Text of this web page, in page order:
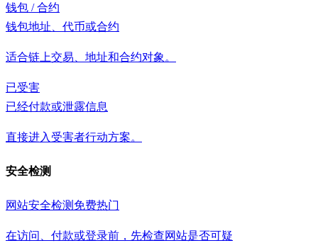
钱包 / 合约
钱包地址、代币或合约
适合链上交易、地址和合约对象。
已受害
已经付款或泄露信息
直接进入受害者行动方案。
安全检测
网站安全检测 免费热门
在访问、付款或登录前，先检查网站是否可疑